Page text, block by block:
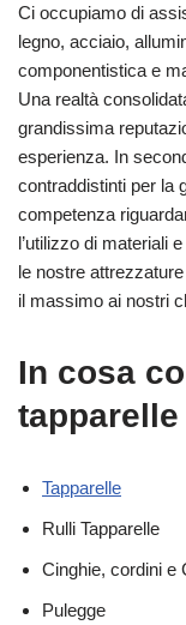
Ci occupiamo di
legno, acciaio,
componentistica e
Una realtà
grandissima
esperienza. In
contraddistinti per la
competenza
l’utilizzo di materiali
le nostre
il massimo ai nostri
In cosa
Tapparelle
Rulli Tapparelle
Cinghie, cordini e
Pulegge